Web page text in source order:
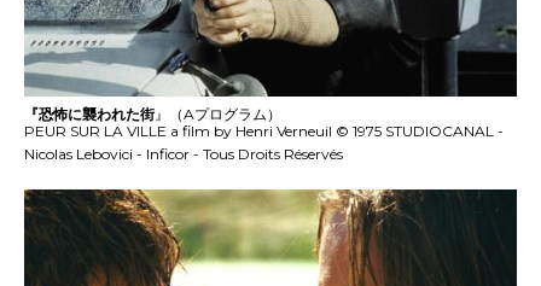
『恐怖に襲われた街 』（Aプログラム）
PEUR SUR LA VILLE a film by Henri Verneuil © 1975 STUDIOCANAL -
Nicolas Lebovici - Inficor - Tous Droits Réservés